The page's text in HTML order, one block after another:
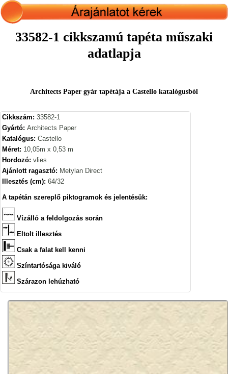
33582-1 cikkszamú tapéta műszaki
adatlapja
Architects Paper gyár tapétája a Castello katalógusból
Cikkszám: 33582-1
Gyártó: Architects Paper
Katalógus: Castello
Méret: 10,05m x 0,53 m
Hordozó: vlies
Ajánlott ragasztó: Metylan Direct
Illesztés (cm): 64/32
A tapétán szereplő piktogramok és jelentésük:
Vízálló a feldolgozás során
Eltolt illesztés
Csak a falat kell kenni
Színtartósága kiváló
Szárazon lehúzható